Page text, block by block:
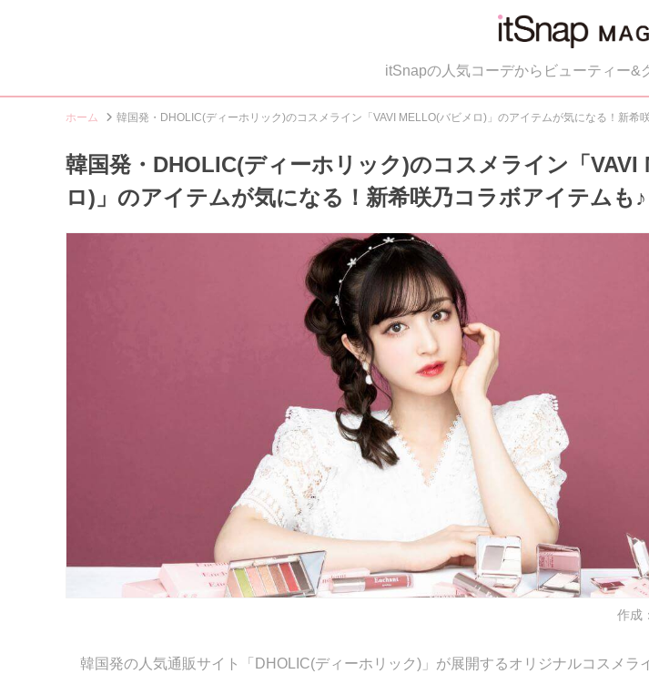
itSnapの人気コーデからビューティー
ホーム 韓国発・DHOLIC(ディーホリック)のコスメライン「VAVI MELLO(バビメロ)」のアイテムが気になる！新希
韓国発・DHOLIC(ディーホリック)のコスメライン「VAVI
ロ)」のアイテムが気になる！新希咲乃コラボアイテムも♪
作成
韓国発の人気通販サイト「DHOLIC(ディーホリック)」が展開するオリジナルコスメラ